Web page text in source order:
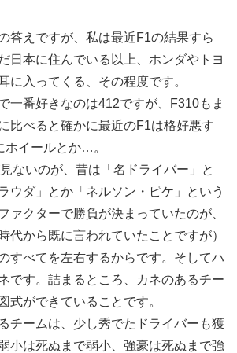
答えですが、私は最近F1の結果すら
日本に住んでいる以上、ホンダやトヨ
に入ってくる、その程度です。
一番好きなのは412ですが、F310もま
比べると確かに最近のF1は格好悪す
ホイールとか…。
ないのが、昔は「名ドライバー」と
ウダ」とか「ネルソン・ピケ」という
ァクターで勝負が決まっていたのが、
代から既に言われていたことですが）
すべてを左右するからです。そしてハ
です。詰まるところ、カネのあるチー
式ができていることです。
チームは、少し秀でたドライバーも獲
小は死ぬまで弱小、強豪は死ぬまで強